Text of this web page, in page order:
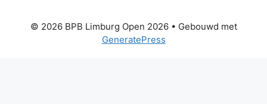
© 2026 BPB Limburg Open 2026• Gebouwd met
GeneratePress